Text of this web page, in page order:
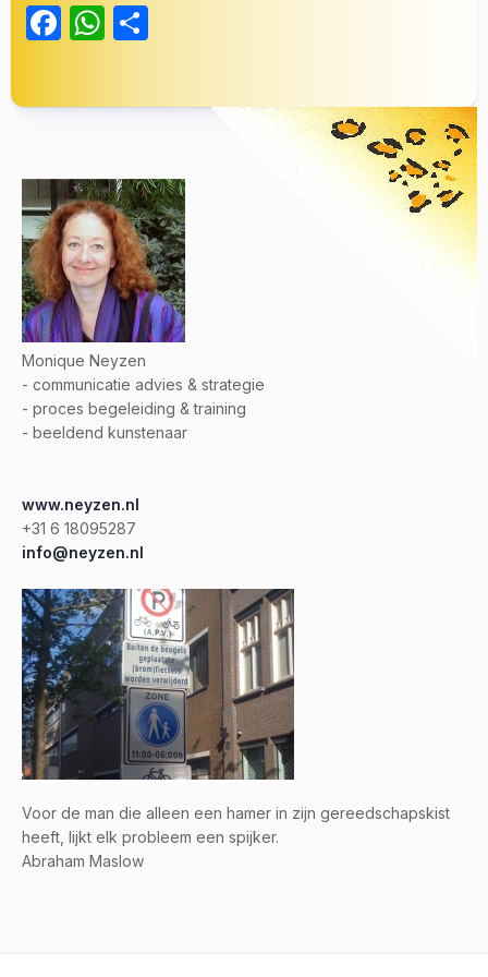
Facebook
WhatsApp
Monique Neyzen
- communicatie advies & strategie
- proces begeleiding & training
- beeldend kunstenaar
www.neyzen.nl
+31 6 18095287
info@neyzen.nl
Voor de man die alleen een hamer in zijn gereedschapskist
heeft, lijkt elk probleem een spijker.
Abraham Maslow